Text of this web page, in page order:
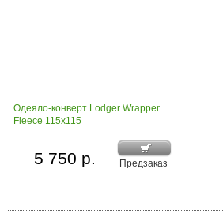
Одеяло-конверт Lodger Wrapper
Fleece 115x115
Предзаказ
5 750 р.